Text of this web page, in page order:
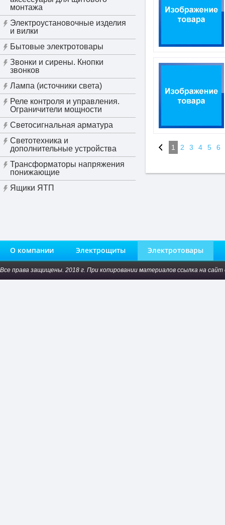
монтажа
Электроустановочные изделия
и вилки
Бытовые электротовары
Звонки и сирены. Кнопки
звонков
Лампа (источники света)
Реле контроля и управления.
Ограничители мощности
Светосигнальная арматура
Светотехника и
дополнительные устройства
Трансформаторы напряжения
понижающие
Ящики ЯТП
1 2 3 4 5 6
О компании Электрощиты Электротовары
Все права защищены. 2018 г. При копировании материалов ссылка на сайт